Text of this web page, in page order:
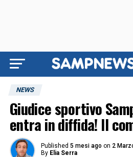
NEWS
Giudice sportivo
entra in diffida! Il
Published 5 mesi ago on 2
By Elia Serra